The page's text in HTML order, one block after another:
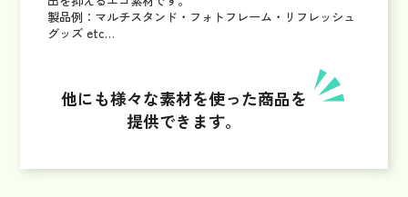
製品例：マルチスタンド・フォトフレーム・リフレッシュ
グッズ etc…
他にも様々な素材を使った商品を
提供できます。